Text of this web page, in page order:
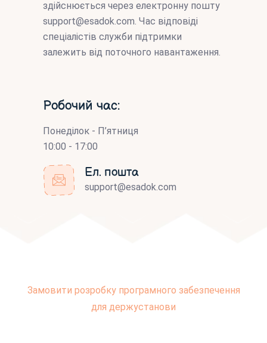
здійснюється через електронну пошту
support@esadok.com. Час відповіді
спеціалістів служби підтримки
залежить від поточного навантаження.
Робочий час:
Понеділок - П’ятниця
10:00 - 17:00
Ел. пошта
support@esadok.com
Замовити розробку програмного забезпечення
для держустанови